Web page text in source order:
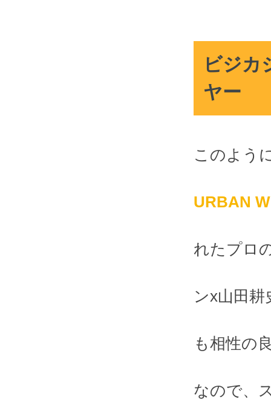
ビジカ
ヤー
このよう
URBAN
れたプロ
ンx山田
も相性の
なので、